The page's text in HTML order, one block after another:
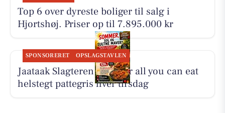
Top 6 over dyreste boliger til salg i
Hjortshøj. Priser op til 7.895.000 kr
SPONSORERET OPSLAGSTAVLEN
Jaataak Slagteren serverer all you can eat
helstegt pattegris hver tirsdag